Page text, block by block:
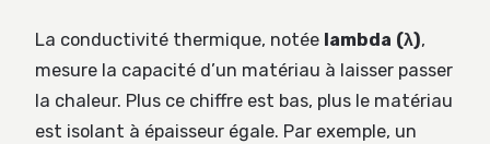
La conductivité thermique, notée lambda (λ),
mesure la capacité d’un matériau à laisser passer
la chaleur. Plus ce chiffre est bas, plus le matériau
est isolant à épaisseur égale. Par exemple, un